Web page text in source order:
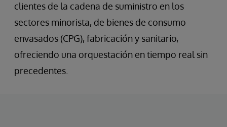
clientes de la cadena de suministro en los
sectores minorista, de bienes de consumo
envasados (CPG), fabricación y sanitario,
ofreciendo una orquestación en tiempo real sin
precedentes.